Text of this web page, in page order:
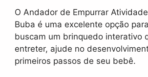
O Andador de Empurrar
Buba é uma excelente opção
buscam um brinquedo interativo
entreter, ajude no
primeiros passos de seu bebê.